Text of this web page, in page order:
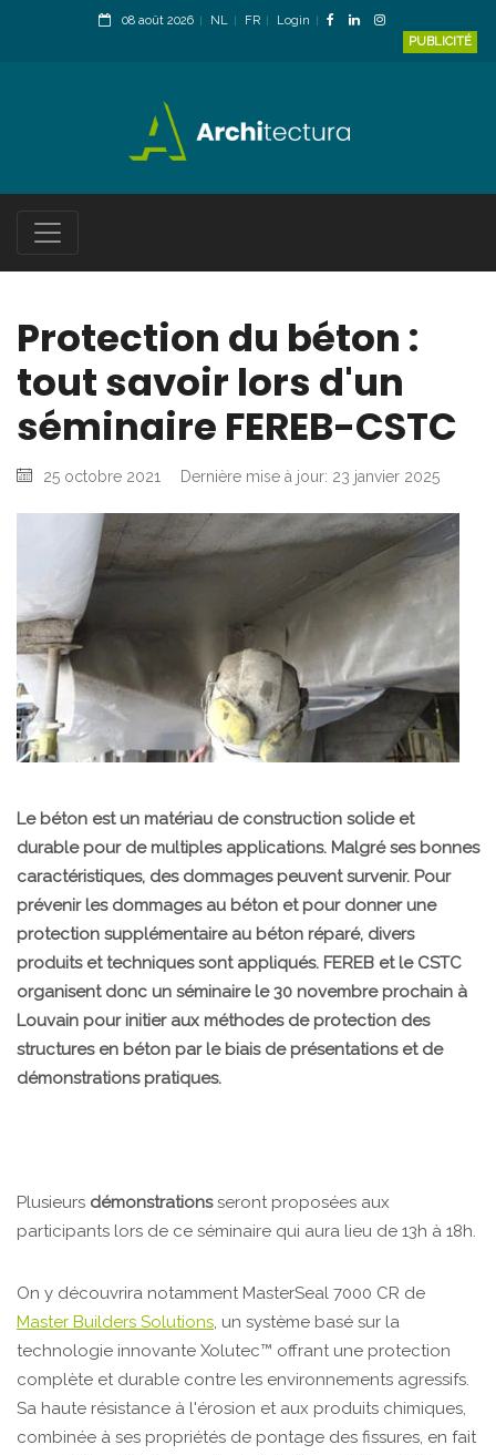
08 août 2026 NL FR
Login
PUBLICITÉ
Protection du béton :
tout savoir lors d'un
séminaire FEREB-CSTC
25 octobre 2021 Dernière mise à jour: 23 janvier 2025
Le béton est un matériau de construction solide et
durable pour de multiples applications. Malgré ses bonnes
caractéristiques, des dommages peuvent survenir. Pour
prévenir les dommages au béton et pour donner une
protection supplémentaire au béton réparé, divers
produits et techniques sont appliqués. FEREB et le CSTC
organisent donc un séminaire le 30 novembre prochain à
Louvain pour initier aux méthodes de protection des
structures en béton par le biais de présentations et de
démonstrations pratiques.
Plusieurs démonstrationsseront proposées aux
participants lors de ce séminaire qui aura lieu de 13h à 18h.
On y découvrira notamment MasterSeal 7000 CR de
Master Builders Solutions, un système basé sur la
technologie innovante Xolutec™ offrant une protection
complète et durable contre les environnements agressifs.
Sa haute résistance à l'érosion et aux produits chimiques,
combinée à ses propriétés de pontage des fissures, en fait